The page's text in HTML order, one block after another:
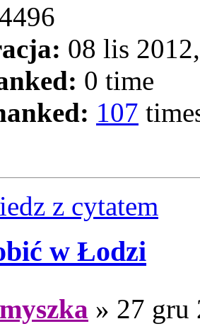
08 lis
0 time
107
z cytatem
w Łodzi
» 27 gru